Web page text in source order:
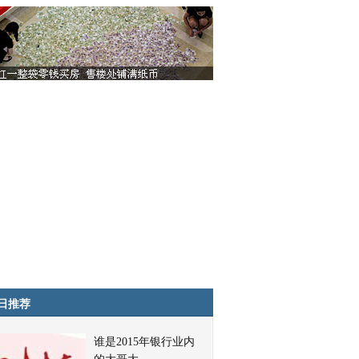
推荐
谁是2015年银行业内